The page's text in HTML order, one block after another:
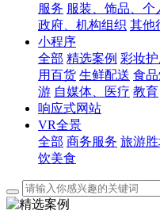
服务 服装、饰品、个
政府、机构组织 其他
小程序
全部 精选案例 彩妆
用百货 生鲜配送 食
游 自媒体、医疗 教育
响应式网站
VR全景
全部 商务服务 旅游
饮美食